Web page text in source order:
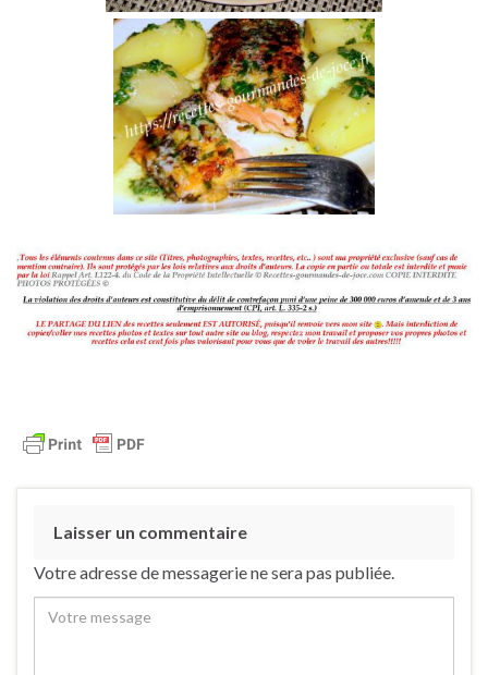
Laisser un commentaire
Votre adresse de messagerie ne sera pas publiée.